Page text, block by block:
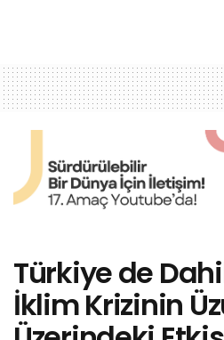
Türkiye de
İklim Krizinin